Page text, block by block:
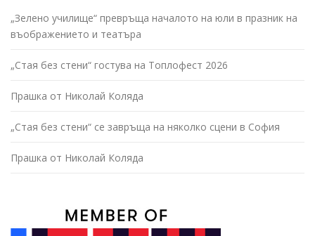
t
o
„Зелено училище“ превръща началото на юли в празник на
въображението и театъра
„Стая без стени“ гостува на Топлофест 2026
Прашка от Николай Коляда
„Стая без стени“ се завръща на няколко сцени в София
Прашка от Николай Коляда